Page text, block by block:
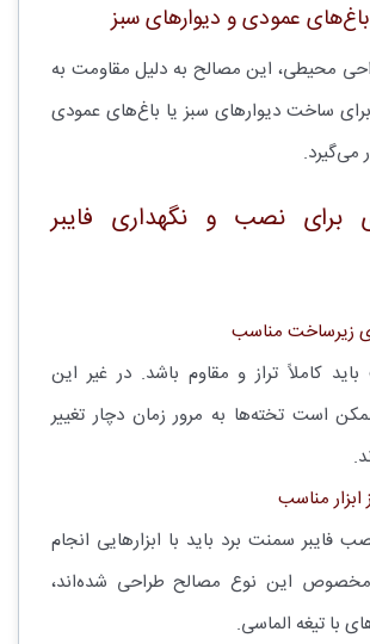
محیطی، این مصالح به دلیل مقاومت به
ساخت دیوارهای سبز یا باغ‌های عمودی
می‌گیرد.
برای نصب و نگهداری فایبر
زیرساخت مناسب
کاملاً تراز و مقاوم باشد. در غیر این
است تخته‌ها به مرور زمان دچار تغییر
ابزار مناسب
فایبر سمنت برد باید با ابزارهایی انجام
این نوع مصالح طراحی شده‌اند،
با تیغه الماسی.